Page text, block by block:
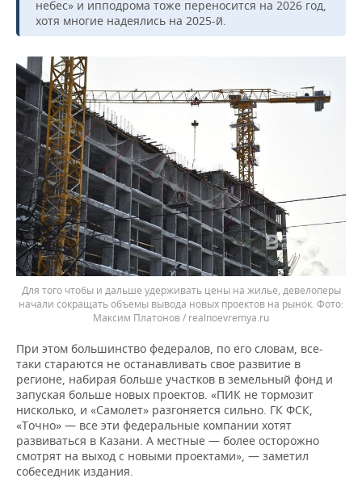
небес» и ипподрома тоже переносится на 2026 год,
хотя многие надеялись на 2025-й.
Для того чтобы и дальше удерживать цены на жилье, девелоперы
начали сокращать объемы вывода новых проектов на рынок.
Максим Платонов / realnoevremya.ru
При этом большинство федералов, по его словам, все-
таки стараются не останавливать свое развитие в
регионе, набирая больше участков в земельный фонд и
запуская больше новых проектов. «ПИК не тормозит
нисколько, и «Самолет» разгоняется сильно. ГК ФСК,
«Точно» — все эти федеральные компании хотят
развиваться в Казани. А местные — более осторожно
смотрят на выход с новыми проектами», — заметил
собеседник издания.